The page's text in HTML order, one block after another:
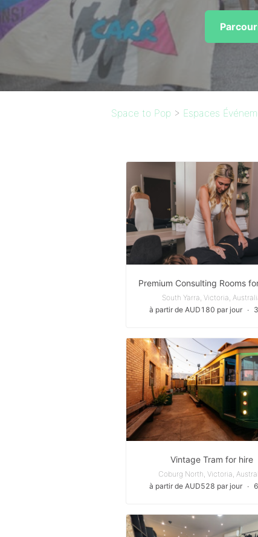
Space to Pop > Espaces
South Yarra, Victoria,
à partir de AUD180 par jour ∙
Vintage Tram for hire
Coburg North, Victoria,
à partir de AUD528 par jour ∙